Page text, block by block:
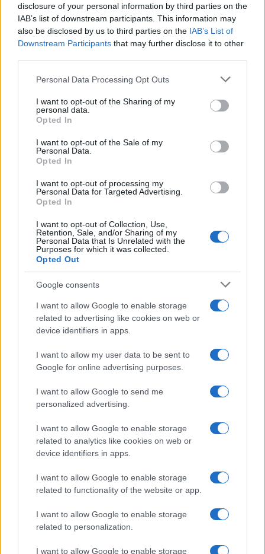
disclosure of your personal information by third parties on the
IAB’s list of downstream participants. This information may
also be disclosed by us to third parties on the IAB’s List of
Downstream Participants that may further disclose it to other
Please note that this website/app uses one or more Google
not limited to your visit or usage behaviour. You may click to
grant or deny consent to Google and its third-party tags to
use your data for below specified purposes in below Google
consent section.
Personal Data Processing Opt Outs
I want to opt-out of the Sharing of my
personal data.
Opted In
I want to opt-out of the Sale of my
Personal Data.
Opted In
I want to opt-out of processing my
Personal Data for Targeted Advertising.
Opted In
I want to opt-out of Collection, Use,
Retention, Sale, and/or Sharing of my
Personal Data that Is Unrelated with the
Purposes for which it was collected.
Opted Out
Google consents
I want to allow Google to enable storage
related to advertising like cookies on web or
device identifiers in apps.
I want to allow my user data to be sent to
Google for online advertising purposes.
I want to allow Google to send me
personalized advertising.
I want to allow Google to enable storage
related to analytics like cookies on web or
device identifiers in apps.
I want to allow Google to enable storage
related to functionality of the website or app.
I want to allow Google to enable storage
related to personalization.
I want to allow Google to enable storage
Continua a leggere
bellezza
Cristian Castiglioni · 9 Ago 2026
BELLEZZA